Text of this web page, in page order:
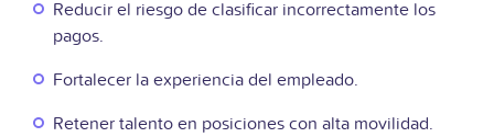
Reducir el riesgo de clasificar incorrectamente los
pagos.
Fortalecer la experiencia del empleado.
Retener talento en posiciones con alta movilidad.